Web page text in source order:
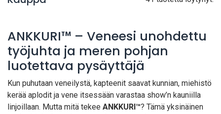
ANKKURI™ – Veneesi unohdettu
työjuhta ja meren pohjan
luotettava pysäyttäjä
Kun puhutaan veneilystä, kapteenit saavat kunnian, miehistö
kerää aplodit ja vene itsessään varastaa show’n kauniilla
linjoillaan. Mutta mitä tekee ANKKURI™? Tämä yksinäinen